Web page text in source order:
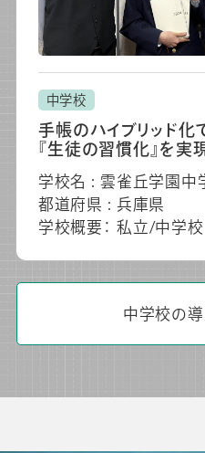
中学校
手帳のハイブリッド化
『生徒の習慣化』を実
学校名 : 雲雀丘学園
都道府県 : 兵庫県
学校概要： 私立/中学校
中学校の